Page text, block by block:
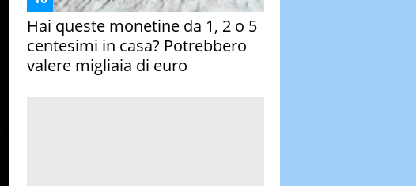
Hai queste monetine da 1, 2 o 5
centesimi in casa? Potrebbero
valere migliaia di euro